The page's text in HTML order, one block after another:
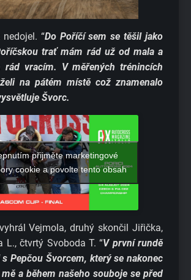
“Do Poříčí sem se těšil jako
trať mám rád už od mala a
rád vracím. V měřených trénincích
na pátém místě což znamenalo
Švorc.
přijměte marketingové
cookie a povolte tento obsah
Vejmola, druhý skončil Jiřička,
L., čtvrtý Svoboda T. “V první rundě
Pepčou Švorcem, který se nakonec
a během našeho souboje se před